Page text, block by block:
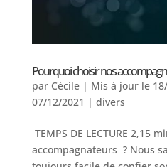
Pourquoi choisir nos
par Cécile| Mis à jour le
07/12/2021 | divers
TEMPS DE LECTURE 2,15
accompagnateurs ? Nous